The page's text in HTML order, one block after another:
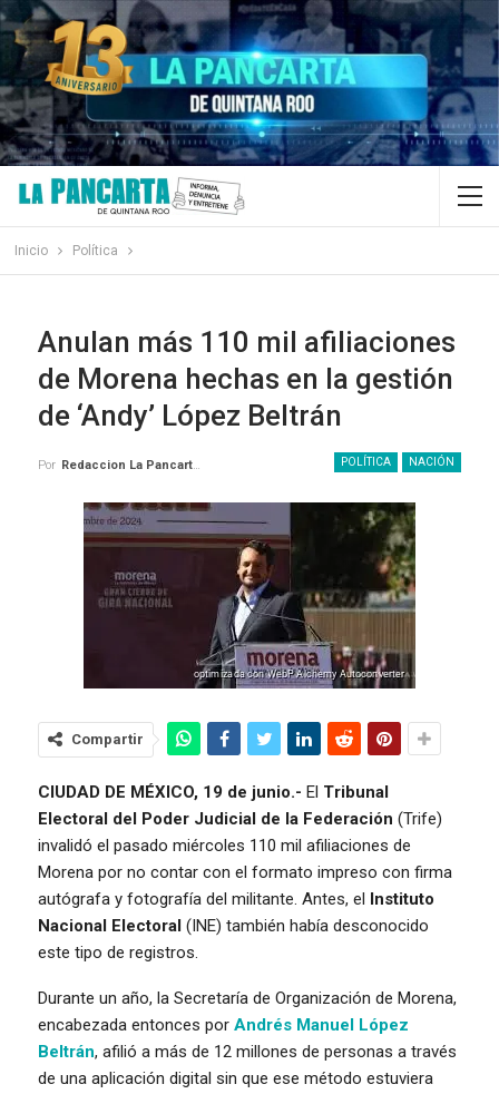
Inicio Política
Anulan más 110 mil afiliaciones
de Morena hechas en la gestión
de ‘Andy’ López Beltrán
POLÍTICA NACIÓN
Por Redaccion La Pancarta De Quintana Roo
Compartir
CIUDAD DE MÉXICO, 19 de junio.- El Tribunal
Electoral del Poder Judicial de la Federación (Trife)
invalidó el pasado miércoles 110 mil afiliaciones de
Morena por no contar con el formato impreso con firma
autógrafa y fotografía del militante. Antes, el
Instituto
Nacional Electoral (INE) también había desconocido
este tipo de registros.
Durante un año, la Secretaría de Organización de Morena,
encabezada entonces por Andrés Manuel López
Beltrán, afilió a más de 12 millones de personas a través
de una aplicación digital sin que ese método estuviera